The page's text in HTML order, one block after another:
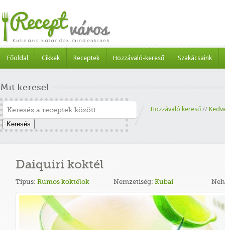
Főoldal Cikkek Receptek Hozzávaló-kereső Szakácsaink
Mit keresel
Keresés
Hozzávaló kereső //
Daiquiri koktél
Típus: Rumos koktélok Nemzetiség: Kubai